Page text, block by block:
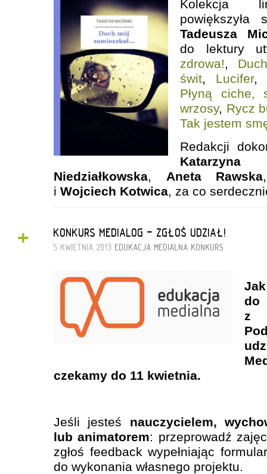
Kolekcja
powiększyła
Tadeusza
do lektury
zdrowa!,
świt, Lucifer,
Płyną ciche,
wrzosy, Rycz
Tak jestem
Redakcji
Katarzyna
Niedziałkowska, Aneta Rawska
i Wojciech Kotwica, za co
+ KONKURS MEDIALOG - ZGŁOŚ UDZIAŁ!
5 KWIETNIA 2013 EDUKACJA MEDIALNA KONKURS
do
z
czekamy do 11 kwietnia.
Jeśli jesteś nauczycielem,
lub animatorem: przeprowadź
zgłoś feedback wypełniając
do wykonania własnego projektu.